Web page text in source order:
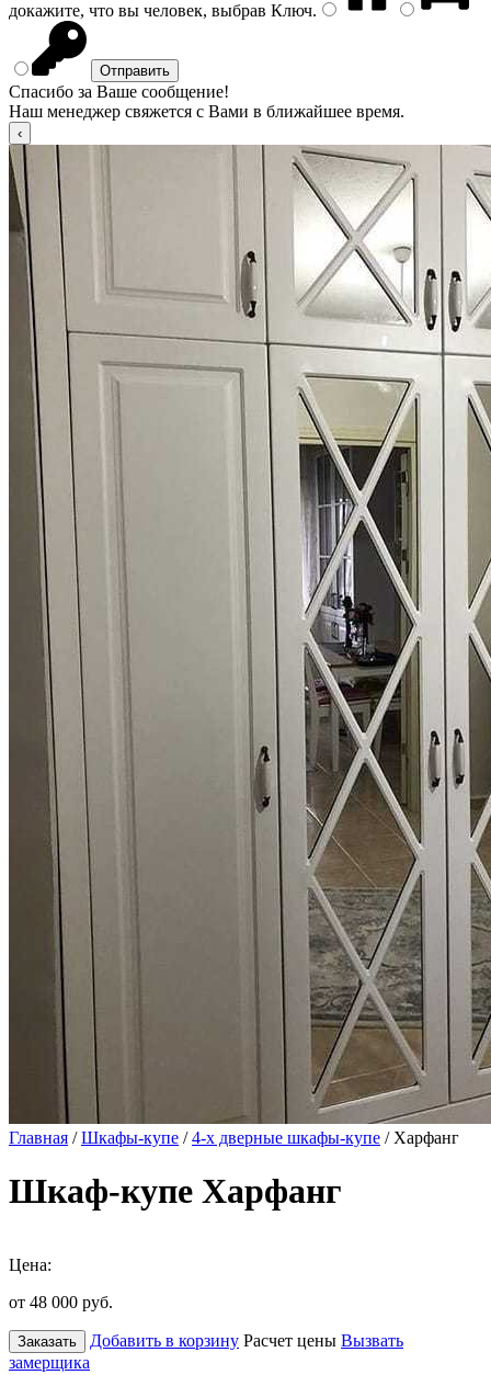
докажите, что вы человек, выбрав Ключ.
Спасибо за Ваше сообщение!
Наш менеджер свяжется с Вами в ближайшее время.
Главная /Шкафы-купе /4-х дверные шкафы-купе / Харфанг
Шкаф-купе Харфанг
Цена:
от 48 000 руб.
Заказать Добавить в корзину Расчет цены Вызвать
замерщика